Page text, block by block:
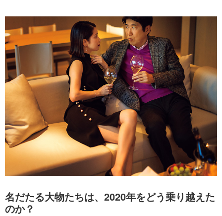
名だたる大物たちは、2020年をどう乗り越えた
のか？